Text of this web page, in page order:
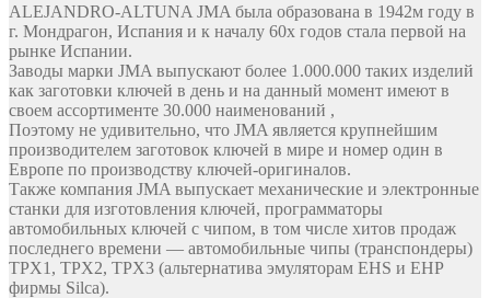
ALEJANDRO-ALTUNA JMA была образована в 1942м году в
г. Мондрагон, Испания и к началу 60х годов стала первой на
рынке Испании.
Заводы марки JMA выпускают более 1.000.000 таких изделий
как заготовки ключей в день и на данный момент имеют в
своем ассортименте 30.000 наименований ,
Поэтому не удивительно, что JMA является крупнейшим
производителем заготовок ключей в мире и номер один в
Европе по производству ключей-оригиналов.
Также компания JMA выпускает механические и электронные
станки для изготовления ключей, программаторы
автомобильных ключей с чипом, в том числе хитов продаж
последнего времени — автомобильные чипы (транспондеры)
TPX1, TPX2, TPX3 (альтернатива эмуляторам EHS и EHP
фирмы Silca).